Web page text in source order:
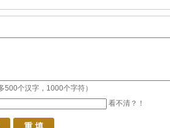
500个汉字，1000个字符）
看不清？！